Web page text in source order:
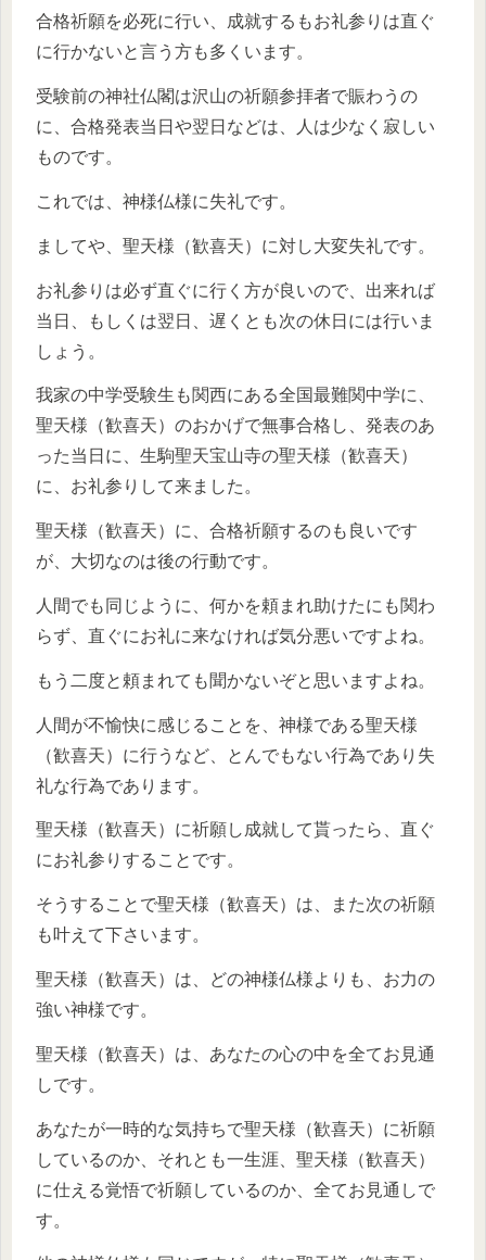
合格祈願を必死に行い、成就するもお礼参りは直ぐ
に行かないと言う方も多くいます。
受験前の神社仏閣は沢山の祈願参拝者で賑わうの
に、合格発表当日や翌日などは、人は少なく寂しい
ものです。
これでは、神様仏様に失礼です。
ましてや、聖天様（歓喜天）に対し大変失礼です。
お礼参りは必ず直ぐに行く方が良いので、出来れば
当日、もしくは翌日、遅くとも次の休日には行いま
しょう。
我家の中学受験生も関西にある全国最難関中学に、
聖天様（歓喜天）のおかげで無事合格し、発表のあ
った当日に、生駒聖天宝山寺の聖天様（歓喜天）
に、お礼参りして来ました。
聖天様（歓喜天）に、合格祈願するのも良いです
が、大切なのは後の行動です。
人間でも同じように、何かを頼まれ助けたにも関わ
らず、直ぐにお礼に来なければ気分悪いですよね。
もう二度と頼まれても聞かないぞと思いますよね。
人間が不愉快に感じることを、神様である聖天様
（歓喜天）に行うなど、とんでもない行為であり失
礼な行為であります。
聖天様（歓喜天）に祈願し成就して貰ったら、直ぐ
にお礼参りすることです。
そうすることで聖天様（歓喜天）は、また次の祈願
も叶えて下さいます。
聖天様（歓喜天）は、どの神様仏様よりも、お力の
強い神様です。
聖天様（歓喜天）は、あなたの心の中を全てお見通
しです。
あなたが一時的な気持ちで聖天様（歓喜天）に祈願
しているのか、それとも一生涯、聖天様（歓喜天）
に仕える覚悟で祈願しているのか、全てお見通しで
す。